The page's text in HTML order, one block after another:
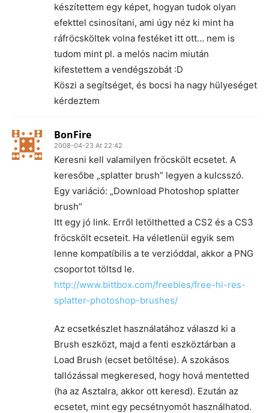
készítettem egy képet, hogyan tudok olyan
efekttel csinosítani, ami úgy néz ki mint ha
ráfröcsköltek volna festéket itt ott… nem is
tudom mint pl. a melós nacim miután
kifestettem a vendégszobát :D
Köszi a segítséget, és bocsi ha nagy hülyeséget
kérdeztem
BonFire
2008-04-23 At 22:42
Keresni kell valamilyen fröcskölt ecsetet. A
keresőbe „splatter brush” legyen a kulcsszó.
Egy variáció: „Download Photoshop splatter
brush”
Itt egy jó link. Erről letölthetted a CS2 és a CS3
fröcskölt ecseteit. Ha véletlenül egyik sem
lenne kompatíbilis a te verzióddal, akkor a PNG
csoportot töltsd le.
http://www.bittbox.com/freebies/free-hi-res-
splatter-photoshop-brushes/
Az ecsetkészlet használatához válaszd ki a
Brush eszközt, majd a fenti eszköztárban a
Load Brush (ecset betöltése). A szokásos
tallózással megkeresed, hogy hová mentetted
(ha az Asztalra, akkor ott keresd). Ezután az
ecsetet, mint egy pecsétnyomót használhatod.